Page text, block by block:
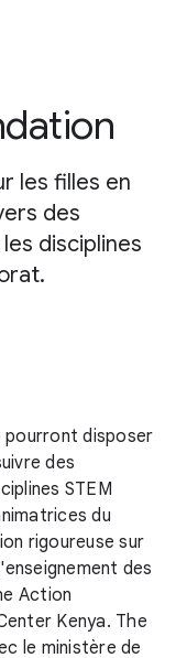
les filles en
des
disciplines
pourront disposer
des
STEM
du
rigoureuse sur
des
Action
Kenya. The
le ministère de